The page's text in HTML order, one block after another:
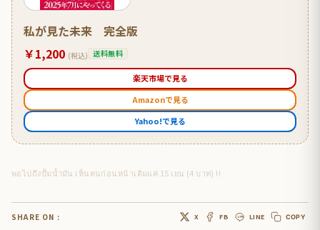
私が見た未来 完全版
￥1,200 (税込) 送料無料
楽天市場で見る
Amazonで見る
Yahoo!で見る
พอไปถึงปั้มน้ำมัน เห็นคนก่อนหน้าเติมแค่ 15 เยน (4 บาท) !!
SHARE ON : X FB LINE COPY